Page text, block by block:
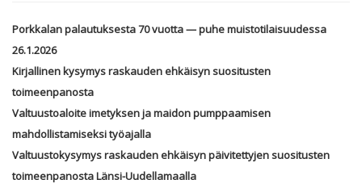
Porkkalan palautuksesta 70 vuotta — puhe muistotilaisuudessa
26.1.2026
Kirjallinen kysymys raskauden ehkäisyn suositusten
toimeenpanosta
Valtuustoaloite imetyksen ja maidon pumppaamisen
mahdollistamiseksi työajalla
Valtuustokysymys raskauden ehkäisyn päivitettyjen suositusten
toimeenpanosta Länsi-Uudellamaalla